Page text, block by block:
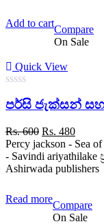
Add to cart
Compare
On Sale
Quick View
out
5
පර්සි ජැක්සන්
Rs.600 Original
price
was:
Rs. 600.
Rs. 480Current
price
is:
Rs.
Percy jackson -
- Savindi
Ashirwada publishers
Read more
Compare
On Sale